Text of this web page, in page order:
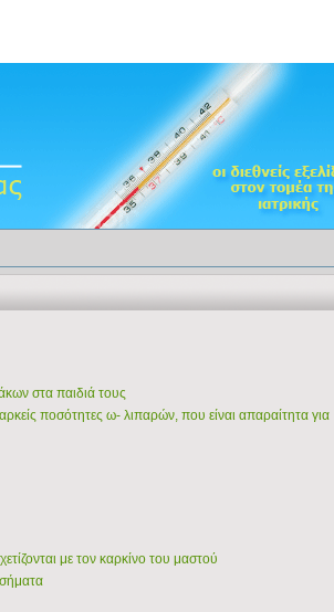
στα παιδιά τους
ποσότητες ω- λιπαρών, που είναι απαραίτητα για
με τον καρκίνο του μαστού